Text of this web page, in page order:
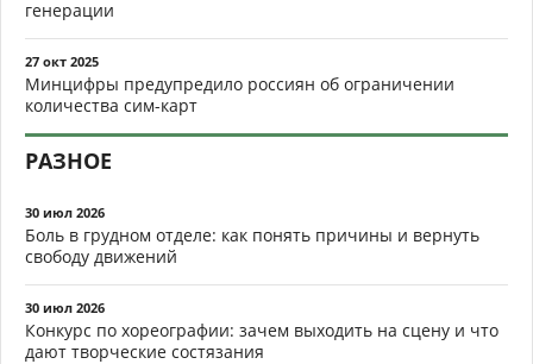
генерации
27 окт 2025
Минцифры предупредило россиян об ограничении
количества сим-карт
РАЗНОЕ
30 июл 2026
Боль в грудном отделе: как понять причины и вернуть
свободу движений
30 июл 2026
Конкурс по хореографии: зачем выходить на сцену и что
дают творческие состязания